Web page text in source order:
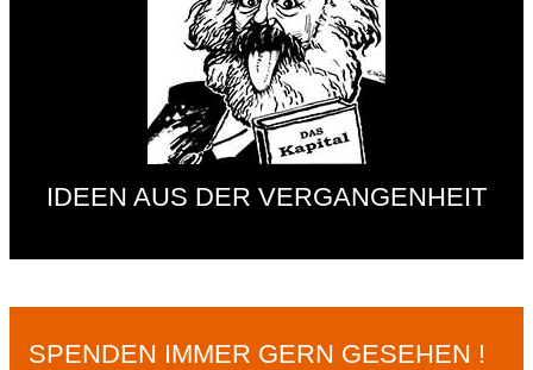
IDEEN AUS DER VERGANGENHEIT
SPENDEN IMMER GERN GESEHEN !